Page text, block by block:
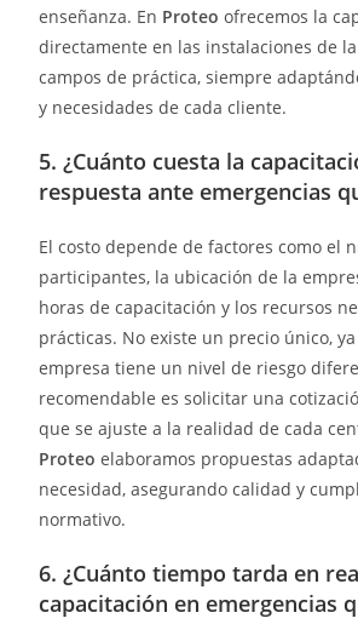
enseñanza. En Proteo ofrecemos la
directamente en las instalaciones de
campos de práctica, siempre
y necesidades de cada cliente.
5. ¿Cuánto cuesta la
respuesta ante emergencias
El costo depende de factores como el
participantes, la ubicación de la
horas de capacitación y los recursos
prácticas. No existe un precio único,
empresa tiene un nivel de riesgo
recomendable es solicitar una
que se ajuste a la realidad de cada
Proteo elaboramos propuestas
necesidad, asegurando calidad y
normativo.
6. ¿Cuánto tiempo tarda en
capacitación en emergencias